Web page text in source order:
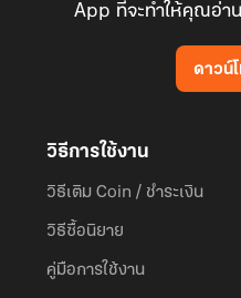
App ที่จะทำให้คุณอ่า
ดาวน์
วิธีการใช้งาน
วิธีเติม Coin / ชำระเงิน
วิธีซื้อนิยาย
คู่มือการใช้งาน